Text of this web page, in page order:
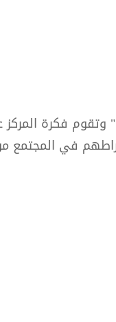
وتقوم فكرة
في المجتمع